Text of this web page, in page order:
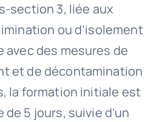
section 3, liée aux
ou d’isolement
avec des mesures de
et de décontamination
la formation initiale est
de 5 jours, suivie d’un